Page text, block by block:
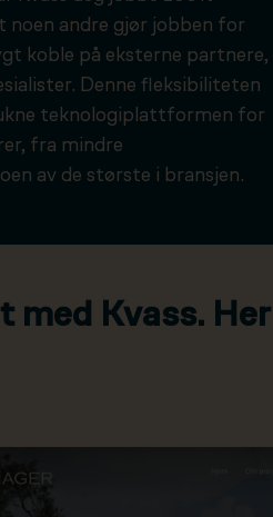
noen andre gjør jobben for
koble på eksterne partnere,
Denne fleksibiliteten
teknologiplattformen for
fra mindre
av de største i bransjen.
Kvass.